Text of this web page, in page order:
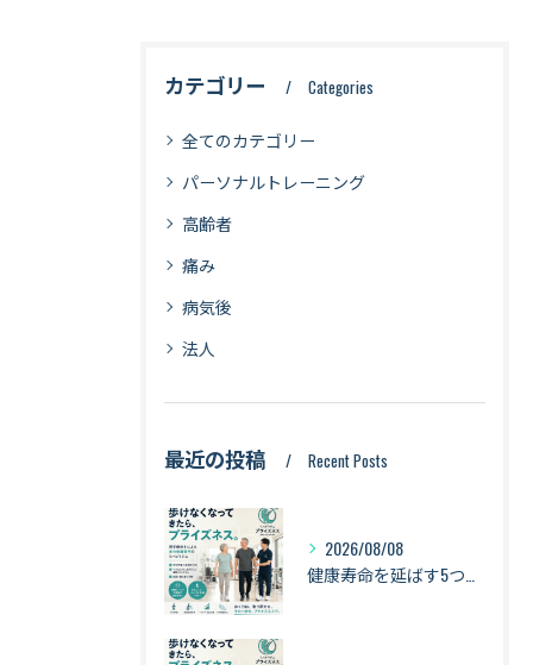
カテゴリー Categories
全てのカテゴリー
パーソナルトレーニング
高齢者
痛み
病気後
法人
最近の投稿 Recent Posts
2026/08/08
健康寿命を延ばす5つの習慣｜歩く・立つ・食べる・筋力・バランスで「長く動ける身体」へ【札幌・琴似】